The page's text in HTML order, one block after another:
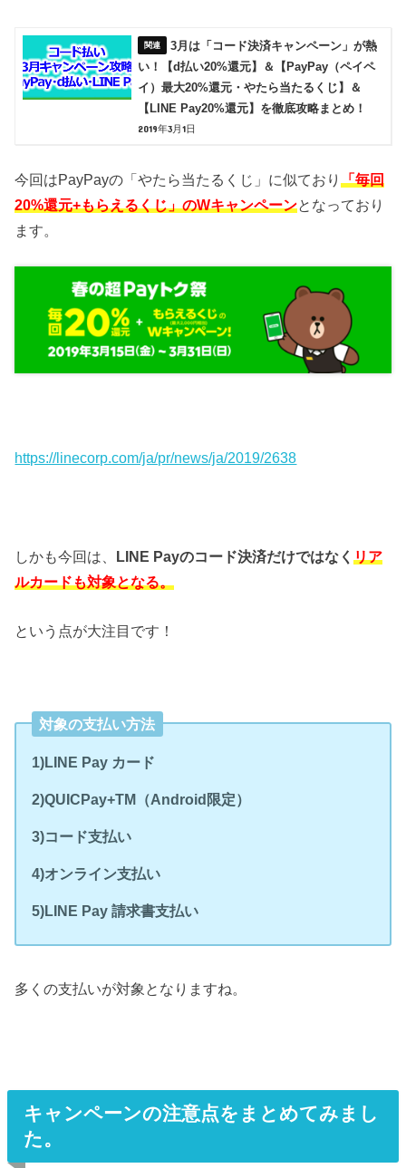
3月は「コード決済キャンペーン」が熱
い！【d払い20%還元】＆【PayPay（ペイペ
イ）最大20%還元・やたら当たるくじ】＆
【LINE Pay20%還元】を徹底攻略まとめ！
2019年3月1日
今回はPayPayの「やたら当たるくじ」に似ており「毎回
20%還元+もらえるくじ」のWキャンペーンとなっており
ます。
https://linecorp.com/ja/pr/news/ja/2019/2638
しかも今回は、 LINE Payのコード決済だけではなくリア
ルカードも対象となる。
という点が大注目です！
対象の支払い方法
1)LINE Pay カード
2)QUICPay+TM（Android限定）
3)コード支払い
4)オンライン支払い
5)LINE Pay 請求書支払い
多くの支払いが対象となりますね。
キャンペーンの注意点をまとめてみまし
た。